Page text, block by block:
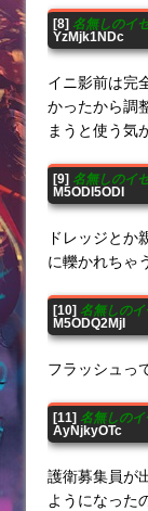
[8] 名無しのイ
YzMjk1NDc
イニ影前は完
かったから調
まうと使う気
[9] 名無しのイ
M5ODI5ODI
ドレッジとか
に轢かれちゃ
[10] 名無しの
M5ODQ2MjI
フラッシュっ
[11] 名無しの
AyNjkyOTc
護衛募集員が
ようになった